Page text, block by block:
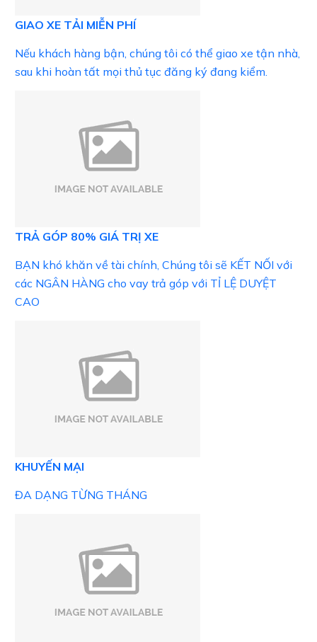
GIAO XE TẢI MIỄN PHÍ
Nếu khách hàng bận, chúng tôi có thể giao xe tận nhà,
sau khi hoàn tất mọi thủ tục đăng ký đang kiểm.
TRẢ GÓP 80% GIÁ TRỊ XE
BẠN khó khăn về tài chính, Chúng tôi sẽ KẾT NỐI với
các NGÂN HÀNG cho vay trả góp với TỈ LỆ DUYỆT
CAO
KHUYẾN MẠI
ĐA DẠNG TỪNG THÁNG